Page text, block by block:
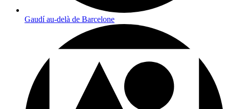
Gaudí au-delà de Barcelone